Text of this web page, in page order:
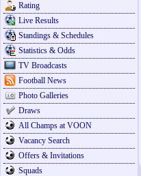
Rating
Live Results
Standings & Schedules
Statistics & Odds
TV Broadcasts
Football News
Photo Galleries
Draws
All Champs at VOON
Vacancy Search
Offers & Invitations
Squads